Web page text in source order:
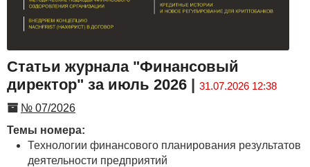
Статьи журнала "Финансовый
директор" за июль 2026 | 31.07.2026 12:38
№ 07/2026
Темы номера:
Технологии финансового планирования результатов
деятельности предприятий